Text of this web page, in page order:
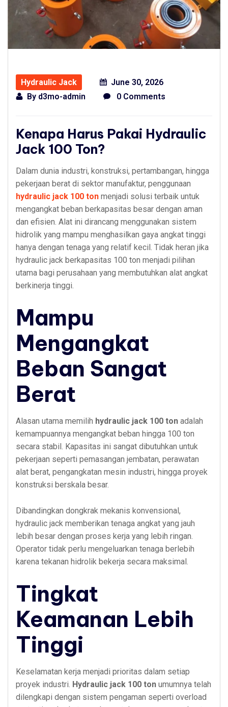
Hydraulic Jack
June 30, 2026
By d3mo-admin 0 Comments
Kenapa Harus Pakai Hydraulic
Jack 100 Ton?
Dalam dunia industri, konstruksi, pertambangan, hingga
pekerjaan berat di sektor manufaktur, penggunaan
hydraulic jack 100 ton menjadi solusi terbaik untuk
mengangkat beban berkapasitas besar dengan aman
dan efisien. Alat ini dirancang menggunakan sistem
hidrolik yang mampu menghasilkan gaya angkat tinggi
hanya dengan tenaga yang relatif kecil. Tidak heran jika
hydraulic jack berkapasitas 100 ton menjadi pilihan
utama bagi perusahaan yang membutuhkan alat angkat
berkinerja tinggi.
Mampu
Mengangkat
Beban Sangat
Berat
Alasan utama memilih hydraulic jack 100 ton adalah
kemampuannya mengangkat beban hingga 100 ton
secara stabil. Kapasitas ini sangat dibutuhkan untuk
pekerjaan seperti pemasangan jembatan, perawatan
alat berat, pengangkatan mesin industri, hingga proyek
konstruksi berskala besar.
Dibandingkan dongkrak mekanis konvensional,
hydraulic jack memberikan tenaga angkat yang jauh
lebih besar dengan proses kerja yang lebih ringan.
Operator tidak perlu mengeluarkan tenaga berlebih
karena tekanan hidrolik bekerja secara maksimal.
Tingkat
Keamanan Lebih
Tinggi
Keselamatan kerja menjadi prioritas dalam setiap
proyek industri. Hydraulic jack 100 ton umumnya telah
dilengkapi dengan sistem pengaman seperti overload